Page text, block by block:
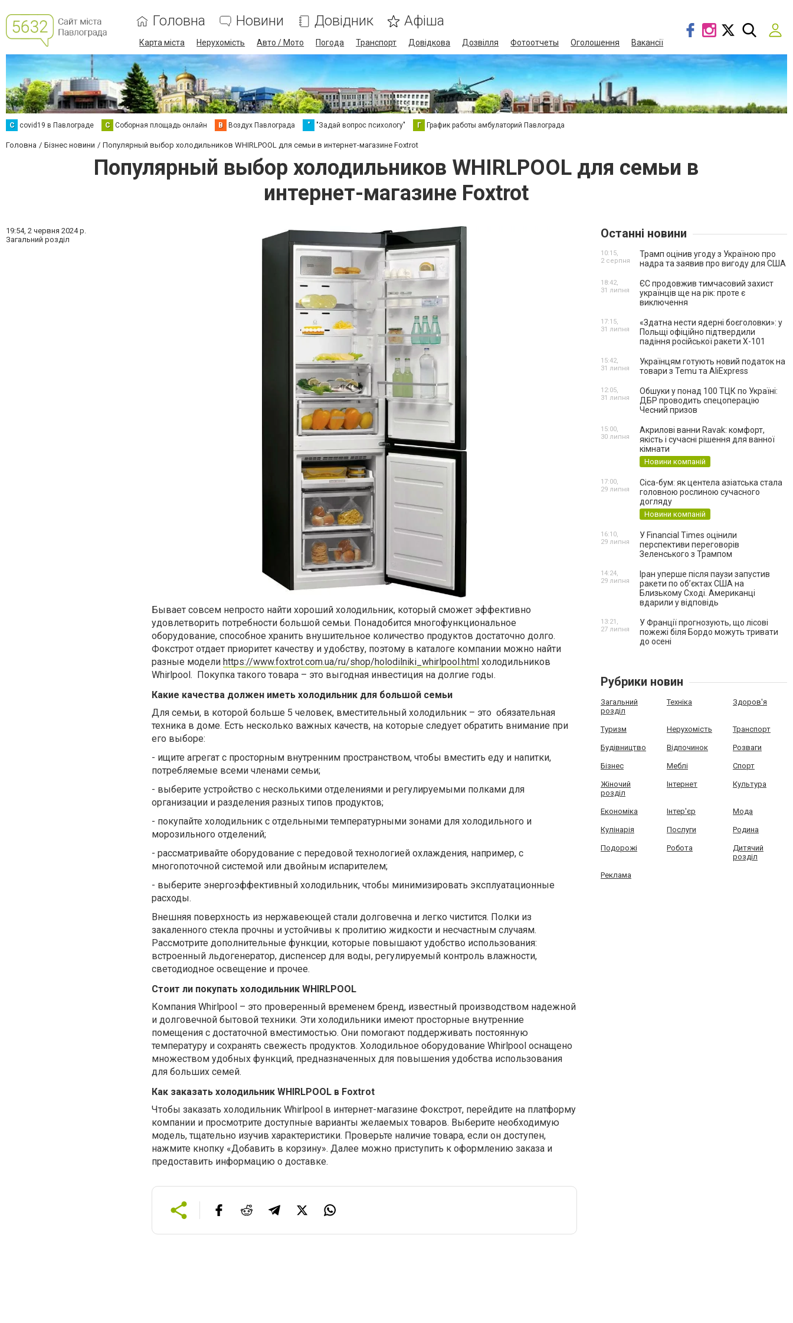
Головна Новини Довідник Афіша
Карта міста Нерухомість Авто / Мото Погода Транспорт Довідкова Дозвілля Фотоотчеты Оголошення Вакансії
C covid19 в Павлограде С Соборная площадь онлайн В Воздух Павлограда " "Задай вопрос психологу" Г График работы амбулаторий Павлограда
Головна Бізнес новини Популярный выбор холодильников WHIRLPOOL для семьи в интернет-магазине Foxtrot
Популярный выбор холодильников WHIRLPOOL для семьи в
интернет-магазине Foxtrot
19:54, 2 червня 2024 р.
Загальний розділ
Бывает совсем непросто найти хороший холодильник, который сможет эффективно
удовлетворить потребности большой семьи. Понадобится многофункциональное
оборудование, способное хранить внушительное количество продуктов достаточно долго.
Фокстрот отдает приоритет качеству и удобству, поэтому в каталоге компании можно найти
разные модели https://www.foxtrot.com.ua/ru/shop/holodilniki_whirlpool.html холодильников
Whirlpool. Покупка такого товара – это выгодная инвестиция на долгие годы.
Какие качества должен иметь холодильник для большой семьи
Для семьи, в которой больше 5 человек, вместительный холодильник – это обязательная
техника в доме. Есть несколько важных качеств, на которые следует обратить внимание при
его выборе:
- ищите агрегат с просторным внутренним пространством, чтобы вместить еду и напитки,
потребляемые всеми членами семьи;
- выберите устройство с несколькими отделениями и регулируемыми полками для
организации и разделения разных типов продуктов;
- покупайте холодильник с отдельными температурными зонами для холодильного и
морозильного отделений;
- рассматривайте оборудование с передовой технологией охлаждения, например, с
многопоточной системой или двойным испарителем;
- выберите энергоэффективный холодильник, чтобы минимизировать эксплуатационные
расходы.
Внешняя поверхность из нержавеющей стали долговечна и легко чистится. Полки из
закаленного стекла прочны и устойчивы к пролитию жидкости и несчастным случаям.
Рассмотрите дополнительные функции, которые повышают удобство использования:
встроенный льдогенератор, диспенсер для воды, регулируемый контроль влажности,
светодиодное освещение и прочее.
Стоит ли покупать холодильник WHIRLPOOL
Компания Whirlpool – это проверенный временем бренд, известный производством надежной
и долговечной бытовой техники. Эти холодильники имеют просторные внутренние
помещения с достаточной вместимостью. Они помогают поддерживать постоянную
температуру и сохранять свежесть продуктов. Холодильное оборудование Whirlpool оснащено
множеством удобных функций, предназначенных для повышения удобства использования
для больших семей.
Как заказать холодильник WHIRLPOOL в Foxtrot
Чтобы заказать холодильник Whirlpool в интернет-магазине Фокстрот, перейдите на платформу
компании и просмотрите доступные варианты желаемых товаров. Выберите необходимую
модель, тщательно изучив характеристики. Проверьте наличие товара, если он доступен,
нажмите кнопку «Добавить в корзину». Далее можно приступить к оформлению заказа и
предоставить информацию о доставке.
Останні новини
Трамп оцінив угоду з Україною про
надра та заявив про вигоду для США
10:15,
2 серпня
ЄС продовжив тимчасовий захист
українців ще на рік: проте є
виключення
18:42,
31 липня
«Здатна нести ядерні боєголовки»: у
Польщі офіційно підтвердили
падіння російської ракети Х-101
17:15,
31 липня
Українцям готують новий податок на
товари з Temu та AliExpress
15:42,
31 липня
Обшуки у понад 100 ТЦК по Україні:
ДБР проводить спецоперацію
Чесний призов
12:05,
31 липня
Акрилові ванни Ravak: комфорт,
якість і сучасні рішення для ванної
кімнати
Новини компаній
15:00,
30 липня
Cica-бум: як центела азіатська стала
головною рослиною сучасного
догляду
Новини компаній
17:00,
29 липня
У Financial Times оцінили
перспективи переговорів
Зеленського з Трампом
16:10,
29 липня
Іран уперше після паузи запустив
ракети по обʼєктах США на
Близькому Сході. Американці
вдарили у відповідь
14:24,
29 липня
У Франції прогнозують, що лісові
пожежі біля Бордо можуть тривати
до осені
13:21,
27 липня
Рубрики новин
Загальний
розділ
Техніка Здоров'я
Туризм Нерухомість Транспорт
Будівництво Відпочинок Розваги
Бізнес Меблі Спорт
Жіночий
розділ
Інтернет Культура
Економіка Інтер'єр Мода
Кулінарія Послуги Родина
Подорожі Робота
Дитячий
розділ
Реклама